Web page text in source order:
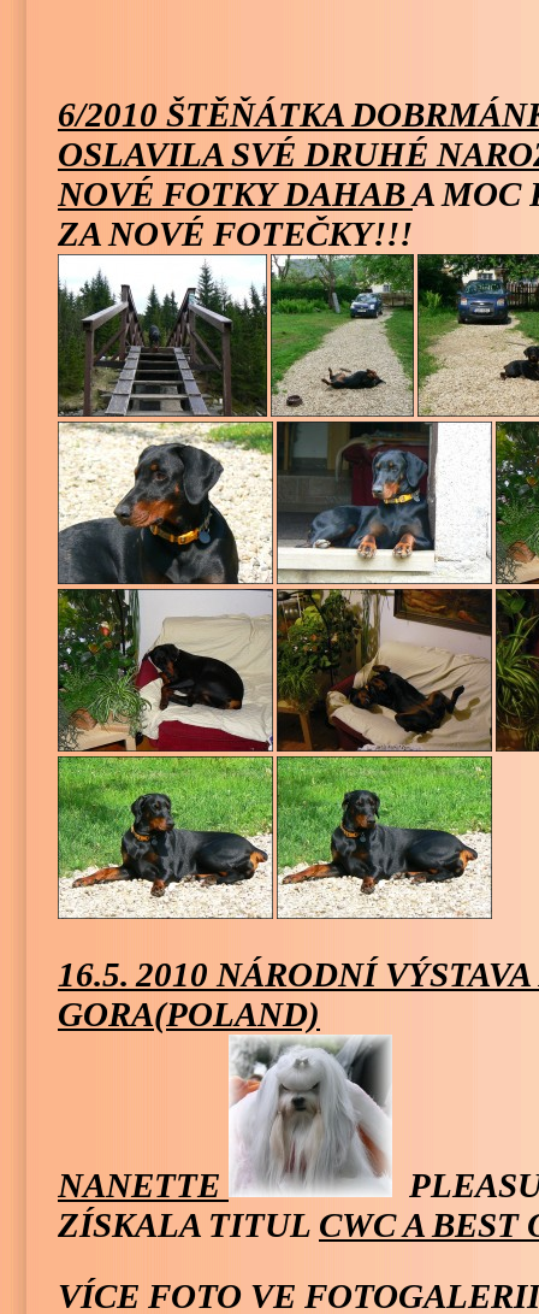
6/2010 ŠTĚŇÁTKA
OSLAVILA SVÉ DRUHÉ
NOVÉ FOTKY DAHABA MOC
ZA NOVÉ FOTEČKY!!!
16.5. 2010 NÁRODNÍ
GORA(POLAND)
NANETTE
ZÍSKALA TITUL CWC A BEST
VÍCE FOTO VE